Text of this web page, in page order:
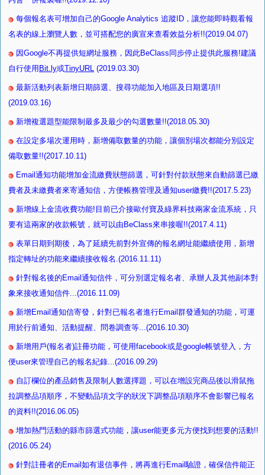
每個報名表可增加自己的Google Analytics 追蹤ID，讓您能即時觀看報
名表的線上瀏覽人數，並可搭配您的廣宣來查看效益分析!!(2019.04.07)
因Google不再提供短網址服務，因此BeClass同步停止提供此服務!建議
自行使用 Bit.ly或TinyURL (2019.03.30)
最新活動列表新增日期篩選、搜尋功能加入地區及日期選項!!
(2019.03.16)
新增複選題型能限制最多及最少的勾選數量!!(2018.05.30)
在設定多場次運用時，新增備取數量的功能，讓個別場次都能分別設定
備取數量!!(2017.10.11)
Email通知功能增加金流繳費狀態篩選，可針對付款狀態來自動篩選已繳
費者及未繳費者來寄通知信，方便帳務管理及通知user繳費!!(2017.5.23)
新增線上金流收費功能!目前已介接歐付寶及綠界科技兩家金流系統，只
要有這兩家的收款帳號，就可以由BeClass來串接喔!!(2017.4.11)
表單日期到期後，為了延續先前對外宣傳的報名網址能繼續使用，新增
指定轉址的功能來繼續接收報名.(2016.11.11)
針對報名後的Email通知信件，可分別選定報名者、承辦人及其他副本對
象來接收通知信件...(2016.11.09)
新增Email通知信寄發，針對已報名者進行Email群發通知的功能，可運
用於行前通知、活動提醒、問卷調查等...(2016.10.30)
新增用戶(報名者)註冊功能，可使用facebook或是google帳號登入，方
便user來管理自己的報名紀錄...(2016.09.29)
自訂欄位的產品銷售及限制人數選擇題，可以在增設完商品後以滑鼠拖
拉調整品項順序，不變動品項文字的狀況下調整品項順序不會影響已報名
的資料!!(2016.06.05)
增加熱門活動的縣市篩選式功能，讓user能更多元方便找到想要的活動!!
(2016.05.24)
針對註冊者的Email如有退信事件，將再進行Email驗證，確保信件能正